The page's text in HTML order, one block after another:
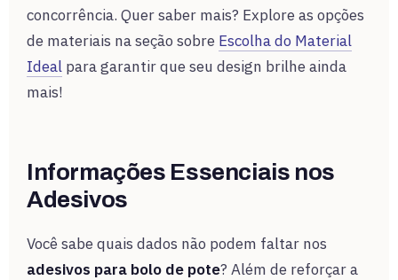
concorrência. Quer saber mais? Explore as opções
de materiais na seção sobre Escolha do Material
Ideal para garantir que seu design brilhe ainda
mais!
Informações Essenciais nos
Adesivos
Você sabe quais dados não podem faltar nos
adesivos para bolo de pote? Além de reforçar a